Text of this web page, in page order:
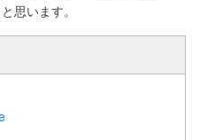
思います。